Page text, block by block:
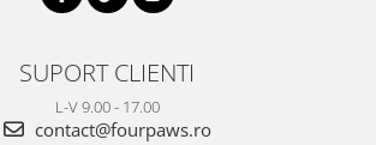
SUPORT CLIENTI
L-V 9.00 - 17.00
contact@fourpaws.ro